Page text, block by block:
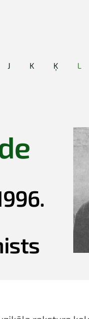
J K Ķ L